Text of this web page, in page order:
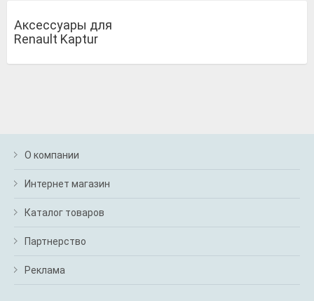
Аксессуары для
Renault Kaptur
О компании
Интернет магазин
Каталог товаров
Партнерство
Реклама